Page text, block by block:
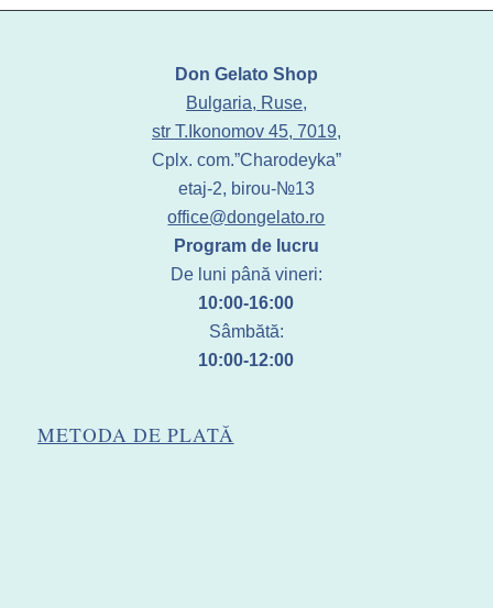
Don Gelato Shop
Bulgaria, Ruse,
str T.Ikonomov 45, 7019,
Cplx. com.”Charodeyka”
etaj-2, birou-№13
office@dongelato.ro
Program de lucru
De luni până vineri:
10:00-16:00
Sâmbătă:
10:00-12:00
METODA DE PLATĂ